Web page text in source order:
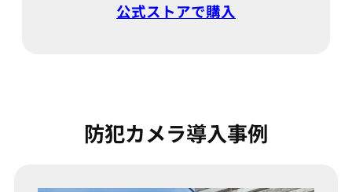
公式ストアで購入
防犯カメラ導入事例